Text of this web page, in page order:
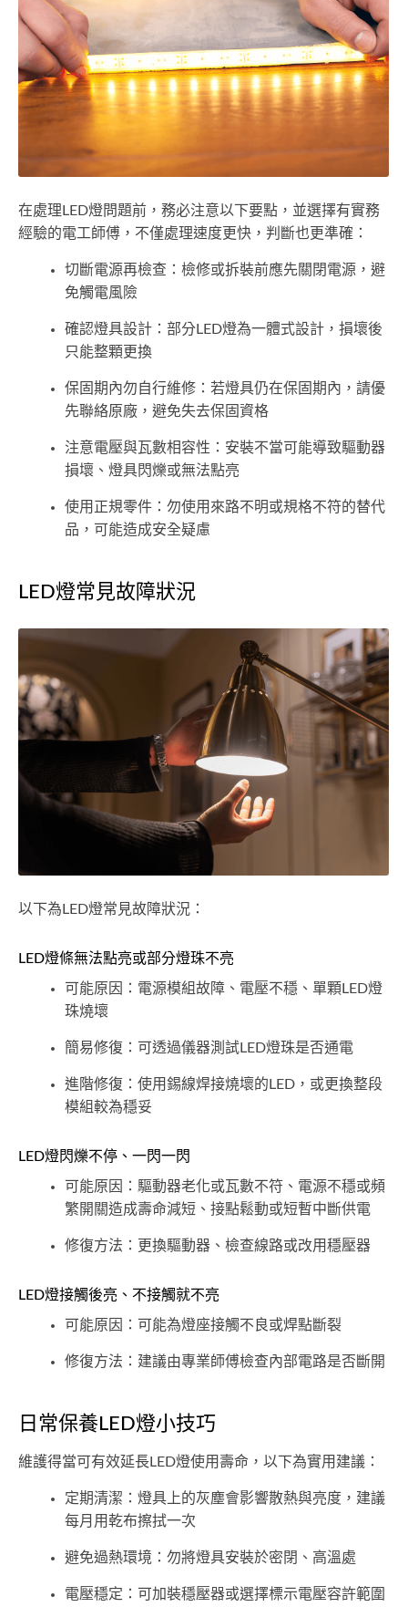
在處理LED燈問題前，務必注意以下要點，並選擇有實務
經驗的電工師傅，不僅處理速度更快，判斷也更準確：
切斷電源再檢查：檢修或拆裝前應先關閉電源，避
免觸電風險
確認燈具設計：部分LED燈為一體式設計，損壞後
只能整顆更換
保固期內勿自行維修：若燈具仍在保固期內，請優
先聯絡原廠，避免失去保固資格
注意電壓與瓦數相容性：安裝不當可能導致驅動器
損壞、燈具閃爍或無法點亮
使用正規零件：勿使用來路不明或規格不符的替代
品，可能造成安全疑慮
LED燈常見故障狀況
以下為LED燈常見故障狀況：
LED燈條無法點亮或部分燈珠不亮
可能原因：電源模組故障、電壓不穩、單顆LED燈
珠燒壞
簡易修復：可透過儀器測試LED燈珠是否通電
進階修復：使用錫線焊接燒壞的LED，或更換整段
模組較為穩妥
LED燈閃爍不停、一閃一閃
可能原因：驅動器老化或瓦數不符、電源不穩或頻
繁開關造成壽命減短、接點鬆動或短暫中斷供電
修復方法：更換驅動器、檢查線路或改用穩壓器
LED燈接觸後亮、不接觸就不亮
可能原因：可能為燈座接觸不良或焊點斷裂
修復方法：建議由專業師傅檢查內部電路是否斷開
日常保養LED燈小技巧
維護得當可有效延長LED燈使用壽命，以下為實用建議：
定期清潔：燈具上的灰塵會影響散熱與亮度，建議
每月用乾布擦拭一次
避免過熱環境：勿將燈具安裝於密閉、高溫處
電壓穩定：可加裝穩壓器或選擇標示電壓容許範圍